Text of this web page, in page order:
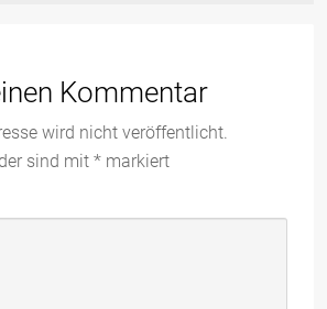
Kommentar
wird nicht veröffentlicht.
sind mit * markiert